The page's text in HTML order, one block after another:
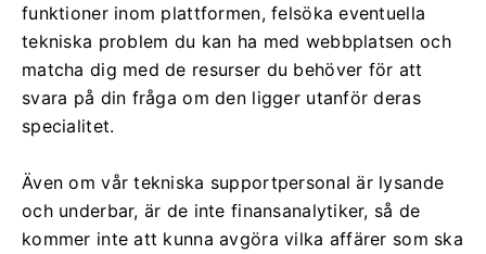
funktioner inom plattformen, felsöka eventuella
tekniska problem du kan ha med webbplatsen och
matcha dig med de resurser du behöver för att
svara på din fråga om den ligger utanför deras
specialitet.
Även om vår tekniska supportpersonal är lysande
och underbar, är de inte finansanalytiker, så de
kommer inte att kunna avgöra vilka affärer som ska